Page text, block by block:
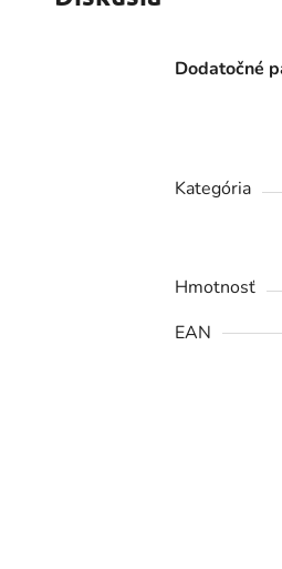
Dodatočné
Kategória
Hmotnosť
EAN